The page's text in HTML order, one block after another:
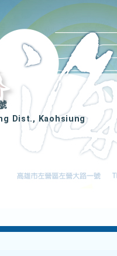
Dist., Kaohsiung